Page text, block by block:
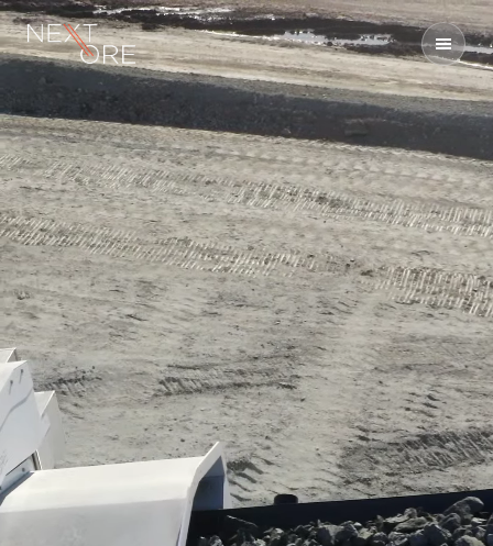
Nextore